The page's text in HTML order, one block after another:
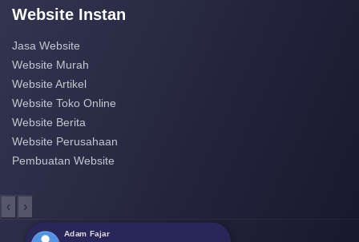
Website Instan
Jasa Website
Website Murah
Website Artikel
Website Toko Online
Website Berita
Website Perusahaan
Pembuatan Website
‹ ›
Adam Fajar